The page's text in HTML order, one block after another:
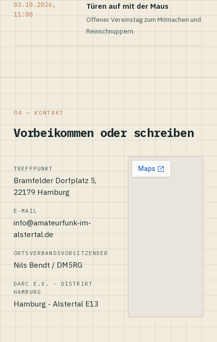
03.10.2026,
11:00
Türen auf mit der Maus
Offener Vereinstag zum Mitmachen und
Reinschnuppern.
04 — KONTAKT
Vorbeikommen oder schreiben
TREFFPUNKT
Bramfelder Dorfplatz 5,
22179 Hamburg
E-MAIL
info@amateurfunk-im-
alstertal.de
ORTSVERBANDSVORSITZENDER
Nils Bendt / DM5RG
DARC E.V. - DISTRIKT
HAMBURG
Hamburg - Alstertal E13